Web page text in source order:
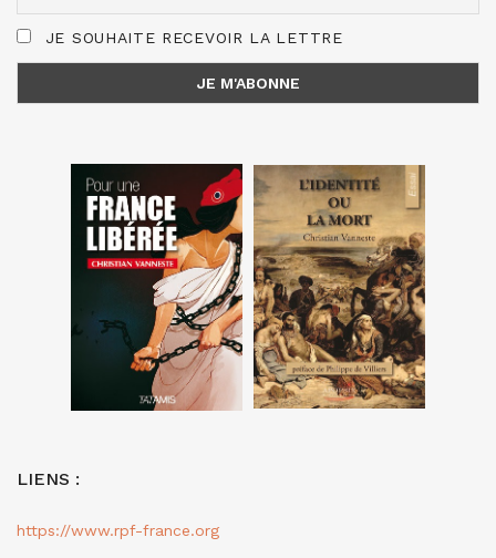
JE SOUHAITE RECEVOIR LA LETTRE
LIENS :
https://www.rpf-france.org